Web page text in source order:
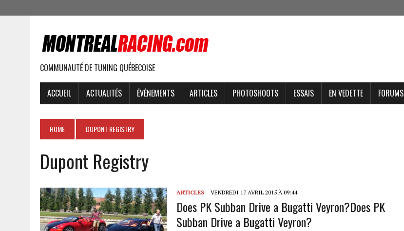
COMMUNAUTÉ DE TUNING QUÉBECOISE
ACCUEIL ACTUALITÉS ÉVÉNEMENTS ARTICLES PHOTOSHOOTS ESSAIS EN VEDETTE FORUMS
HOME DUPONT REGISTRY
Dupont Registry
ARTICLES VENDREDI 17 AVRIL 2015 À 09:44
Does PK Subban Drive a Bugatti Veyron?Does PK
Subban Drive a Bugatti Veyron?